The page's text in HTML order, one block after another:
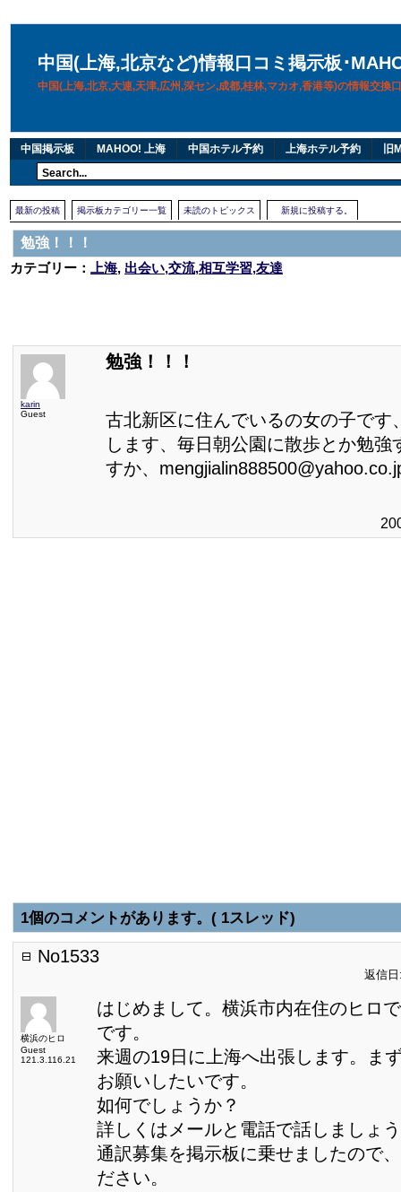
中国(上海,北京など)情報口コミ掲示板･
中国(上海,北京,大連,天津,広州,深セン,成都,桂林,マカオ,香港等)の情報交換
中国掲示板 MAHOO! 上海 中国ホテル予約 上海ホテル予約 旧
最新の投稿 掲示板カテゴリー一覧 未読のトピックス 新規に投稿する。
勉強！！！
カテゴリー：
上海, 出会い,交流,相互学習,友達
karin
Guest
勉強！！！
古北新区に住んでいるの女の子です
します、毎日朝公園に散歩とか勉強
すか、
1個のコメントがあります。( 1スレッド)
No1533
返信
横浜のヒロ
Guest
121.3.116.21
はじめまして。横浜市内在住のヒロ
です。
来週の19日に上海へ出張します。ま
お願いしたいです。
如何でしょうか？
詳しくはメールと電話で話しましょ
通訳募集を掲示板に乗せましたので
ださい。